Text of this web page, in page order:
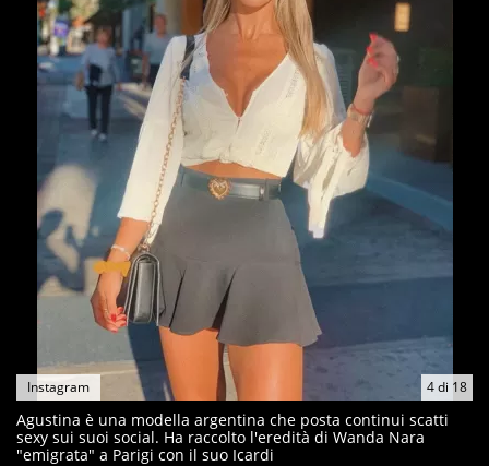
4di 18
Instagram
Agustina è una modella argentina che posta continui scatti
sexy sui suoi social. Ha raccolto l'eredità di Wanda Nara
"emigrata" a Parigi con il suo Icardi